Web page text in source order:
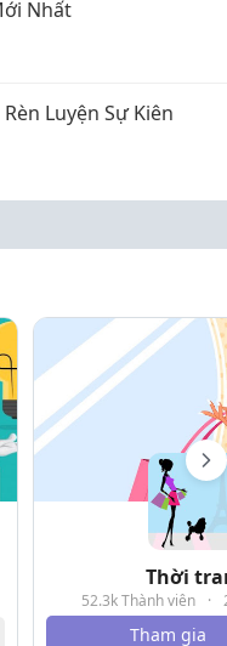
Nhất
Luyện Sự Kiên
Thời
52.3k Thành viên ·
Tham gia